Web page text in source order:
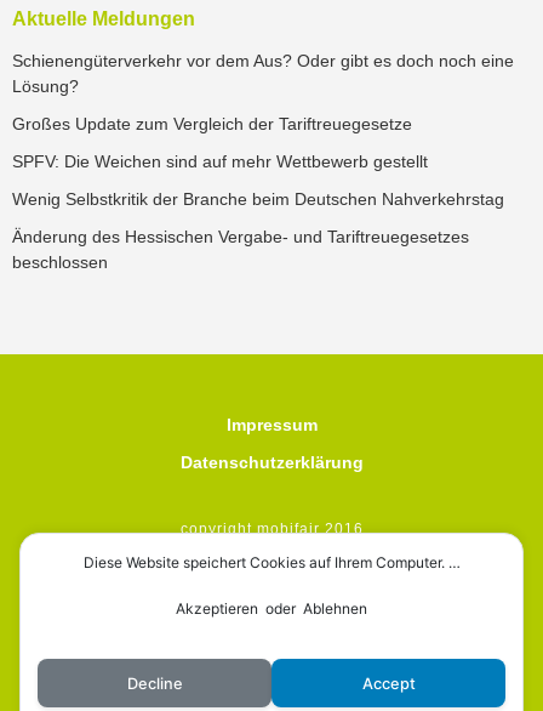
Aktuelle Meldungen
Schienengüterverkehr vor dem Aus? Oder gibt es doch noch eine
Lösung?
Großes Update zum Vergleich der Tariftreuegesetze
SPFV: Die Weichen sind auf mehr Wettbewerb gestellt
Wenig Selbstkritik der Branche beim Deutschen Nahverkehrstag
Änderung des Hessischen Vergabe- und Tariftreuegesetzes
beschlossen
Impressum
Datenschutzerklärung
copyright mobifair 2016
Diese Website speichert Cookies auf Ihrem Computer. …
Akzeptieren oder Ablehnen
Decline Accept